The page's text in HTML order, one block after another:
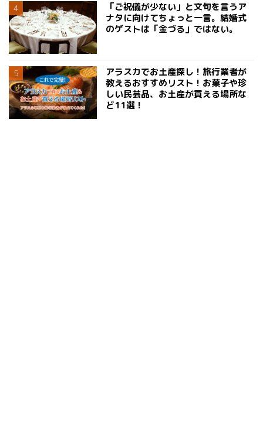
「ご祝儀が少ない」と文句を言うア
ナタに向けてちょっと一言。結婚式
のゲストは「金づる」ではない。
アラスカでお土産探し！旅行業者が
教えるおすすめリスト！お菓子や珍
しい民芸品、お土産が買える場所な
ど11選！